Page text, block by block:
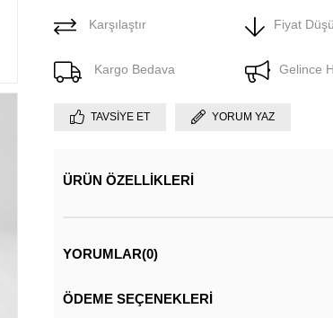
Karşılaştır Fiyat
Kargo Bedava Gelince
TAVSIYE ET YORUM YAZ
ÜRÜN ÖZELLIKLERI
YORUMLAR(0)
ÖDEME SEÇENEKLERI